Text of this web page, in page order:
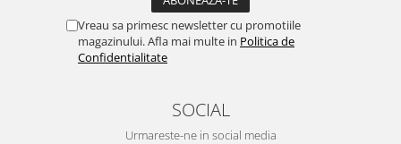
Incuietori electrice
Sisteme antipanica
Vreau sa primesc newsletter cu promotiile
magazinului. Afla mai multe in Politica de
Confidentialitate
SOCIAL
Urmareste-ne in social media